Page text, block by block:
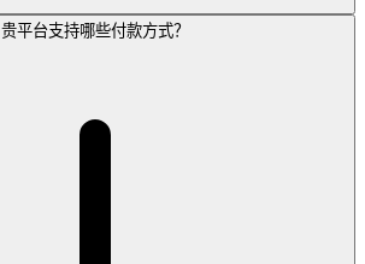
贵平台支持哪些付款方式？